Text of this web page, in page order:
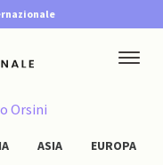
Orsini
ASIA EUROPA